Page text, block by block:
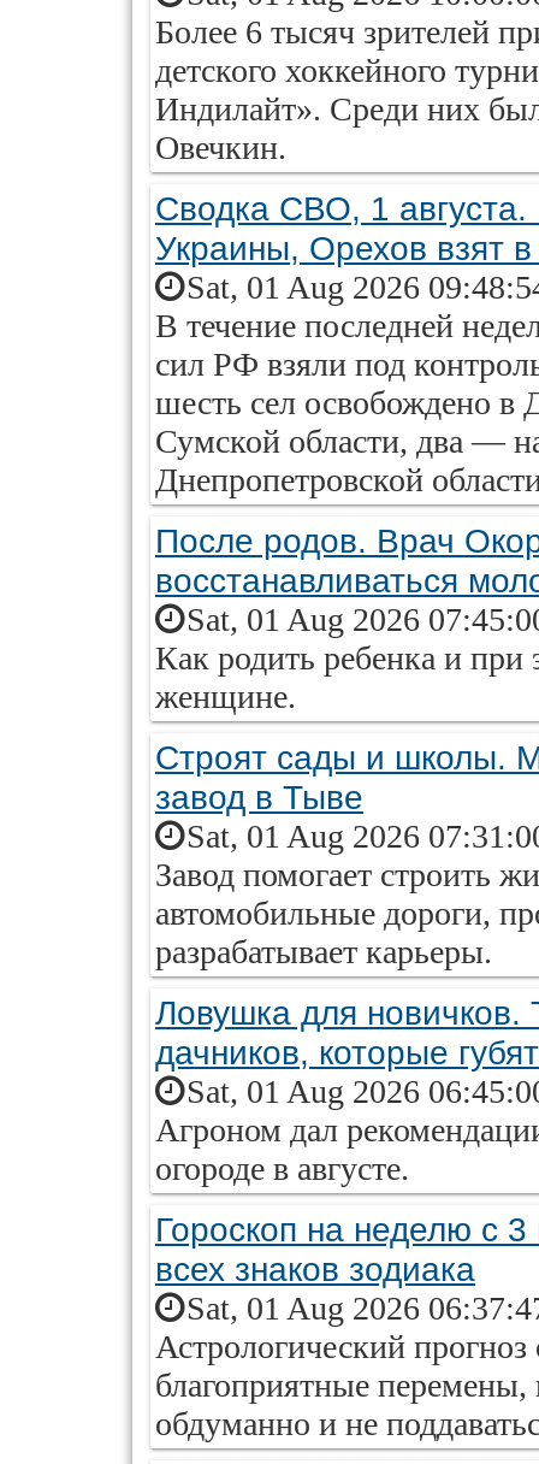
Более 6 тысяч зрителей
детского хоккейного
Индилайт». Среди них
Овечкин.
Сводка СВО, 1
Украины, Орехов взят в
Sat, 01 Aug 2026
В течение последней
сил РФ взяли под
шесть сел освобождено
Сумской области, два —
Днепропетровской
После родов. Врач
восстанавливаться
Sat, 01 Aug 2026
Как родить ребенка и при
женщине.
Строят сады и школы.
завод в Тыве
Sat, 01 Aug 2026
Завод помогает строить
автомобильные дороги,
разрабатывает карьеры.
Ловушка для новичков.
дачников, которые
Sat, 01 Aug 2026
Агроном дал
огороде в августе.
Гороскоп на неделю с 3
всех знаков зодиака
Sat, 01 Aug 2026
Астрологический
благоприятные перемены,
обдуманно и не